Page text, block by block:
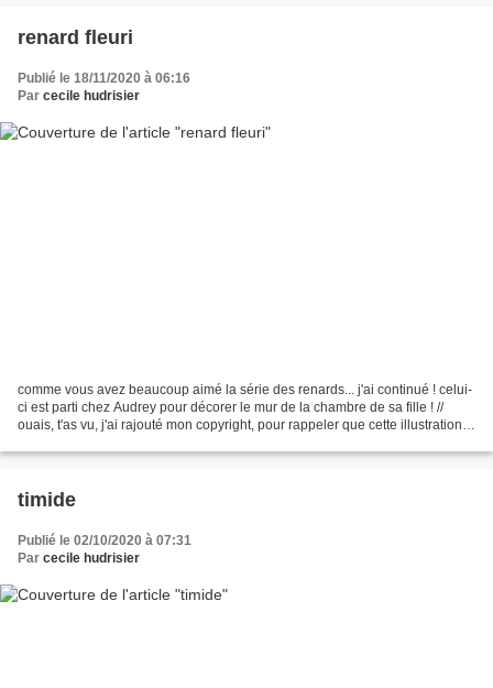
renard fleuri
Publié le 18/11/2020 à 06:16
Par cecile hudrisier
comme vous avez beaucoup aimé la série des renards... j'ai continué ! celui-
ci est parti chez Audrey pour décorer le mur de la chambre de sa fille ! //
ouais, t'as vu, j'ai rajouté mon copyright, pour rappeler que cette illustration
timide
Publié le 02/10/2020 à 07:31
Par cecile hudrisier